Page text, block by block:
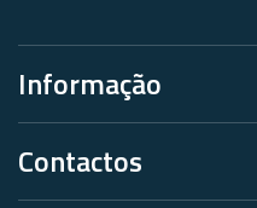
Informação
Contactos